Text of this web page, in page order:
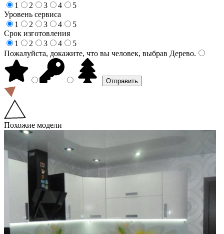
1
2 3 4
5
Уровень сервиса
1
2 3 4
5
Срок изготовления
1
2 3 4
5
Пожалуйста, докажите, что вы человек, выбрав Дерево.
Похожие модели